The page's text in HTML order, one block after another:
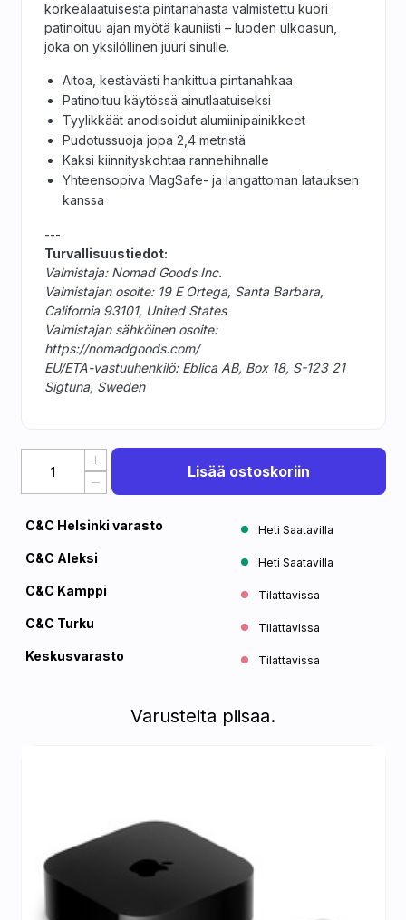
korkealaatuisesta pintanahasta valmistettu kuori
patinoituu ajan myötä kauniisti – luoden ulkoasun,
joka on yksilöllinen juuri sinulle.
Aitoa, kestävästi hankittua pintanahkaa
Patinoituu käytössä ainutlaatuiseksi
Tyylikkäät anodisoidut alumiinipainikkeet
Pudotussuoja jopa 2,4 metristä
Kaksi kiinnityskohtaa rannehihnalle
Yhteensopiva MagSafe- ja langattoman latauksen
kanssa
---
Turvallisuustiedot:
Valmistaja: Nomad Goods Inc.
Valmistajan osoite: 19 E Ortega, Santa Barbara,
California 93101, United States
Valmistajan sähköinen osoite:
https://nomadgoods.com/
EU/ETA-vastuuhenkilö: Eblica AB, Box 18, S-123 21
Sigtuna, Sweden
Lisää ostoskoriin
C&C Helsinki varasto Heti Saatavilla
C&C Aleksi Heti Saatavilla
C&C Kamppi Tilattavissa
C&C Turku Tilattavissa
Keskusvarasto Tilattavissa
Varusteita piisaa.